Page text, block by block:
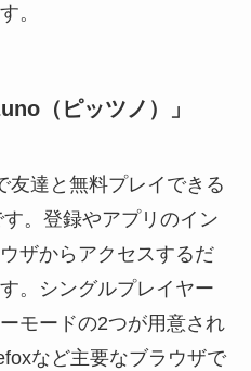
。
（ピッツノ）」
友達と無料プレイできる
。登録やアプリのイン
ザからアクセスするだ
。シングルプレイヤー
モードの2つが用意され
など主要なブラウザで